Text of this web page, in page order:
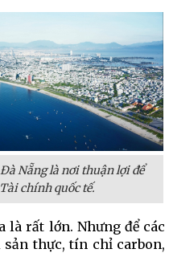
Nẵng là nơi thuận lợi để
chính quốc tế.
là rất lớn. Nhưng để các
thực, tín chỉ carbon,